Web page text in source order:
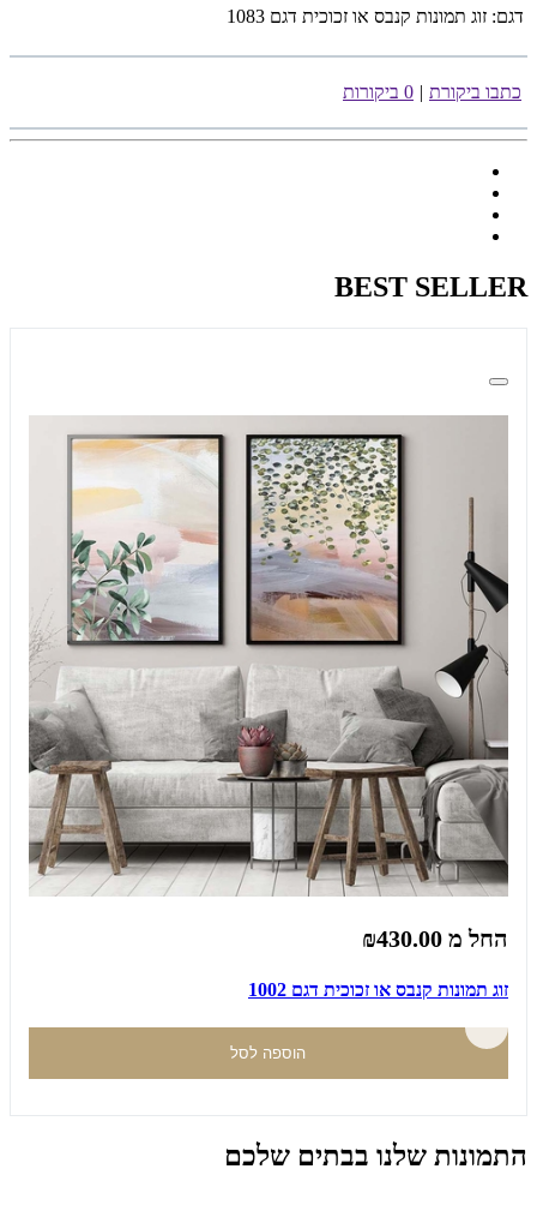
דגם: זוג תמונות קנבס או זכוכית דגם 1083
כתבו ביקורת | 0 ביקורות
BEST SELLER
החל מ ₪430.00
זוג תמונות קנבס או זכוכית דגם 1002
הוספה לסל
התמונות שלנו בבתים שלכם